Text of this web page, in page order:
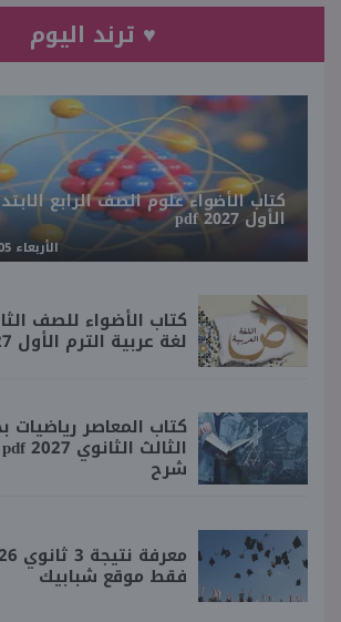
♥ ترند اليوم
كتاب الأضواء علوم الصف الرابع
الأول 2027 pdf
الأربعاء 05-08-2026 06:55 مـ
كتاب الأضواء للصف
لغة عربية الترم الأول 2027
كتاب المعاصر
شرح
فقط موقع شبابيك